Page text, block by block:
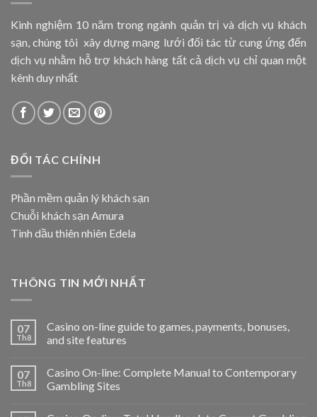
Kinh nghiệm 10 năm trong ngành quản trị và dịch vụ khách
sạn, chúng tôi xây dựng mạng lưới đối tác từ cung ứng đến
dịch vụ nhằm hỗ trợ khách hàng tất cả dịch vụ chỉ quan một
kênh duy nhất
ĐỐI TÁC CHÍNH
Phần mềm quản lý khách sạn
Chuỗi khách sạn Amura
Tinh dầu thiên nhiên Edela
THÔNG TIN MỚI NHẤT
07
Th8
Casino on-line guide to games, payments, bonuses,
and site features
07
Th8
Casino On-line: Complete Manual to Contemporary
Gambling Sites